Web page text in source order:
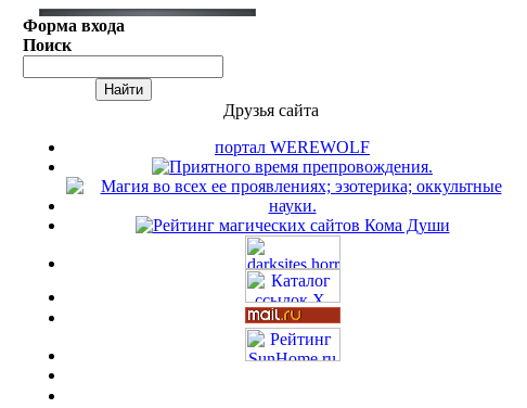
Форма входа
Поиск
Друзья сайта
портал WEREWOLF